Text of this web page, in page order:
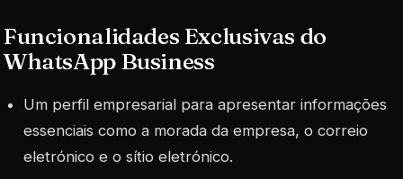
Funcionalidades Exclusivas do
WhatsApp Business
Um perfil empresarial para apresentar informações
essenciais como a morada da empresa, o correio
eletrónico e o sítio eletrónico.